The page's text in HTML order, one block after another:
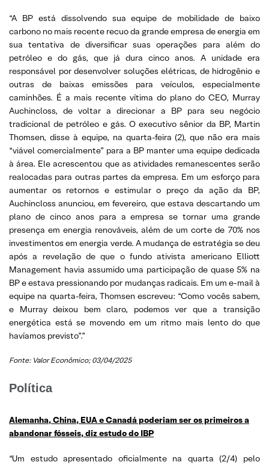
“A BP está dissolvendo sua equipe de mobilidade de baixo
carbono no mais recente recuo da grande empresa de energia em
sua tentativa de diversificar suas operações para além do
petróleo e do gás, que já dura cinco anos. A unidade era
responsável por desenvolver soluções elétricas, de hidrogênio e
outras de baixas emissões para veículos, especialmente
caminhões. É a mais recente vítima do plano do CEO, Murray
Auchincloss, de voltar a direcionar a BP para seu negócio
tradicional de petróleo e gás. O executivo sênior da BP, Martin
Thomsen, disse à equipe, na quarta-feira (2), que não era mais
“viável comercialmente” para a BP manter uma equipe dedicada
à área. Ele acrescentou que as atividades remanescentes serão
realocadas para outras partes da empresa. Em um esforço para
aumentar os retornos e estimular o preço da ação da BP,
Auchincloss anunciou, em fevereiro, que estava descartando um
plano de cinco anos para a empresa se tornar uma grande
presença em energia renováveis, além de um corte de 70% nos
investimentos em energia verde. A mudança de estratégia se deu
após a revelação de que o fundo ativista americano Elliott
Management havia assumido uma participação de quase 5% na
BP e estava pressionando por mudanças radicais. Em um e-mail à
equipe na quarta-feira, Thomsen escreveu: “Como vocês sabem,
e Murray deixou bem claro, podemos ver que a transição
energética está se movendo em um ritmo mais lento do que
havíamos previsto”.”
Fonte: Valor Econômico; 03/04/2025
Política
Alemanha, China, EUA e Canadá poderiam ser os primeiros a
abandonar fósseis, diz estudo do IBP
“Um estudo apresentado oficialmente na quarta (2/4) pelo